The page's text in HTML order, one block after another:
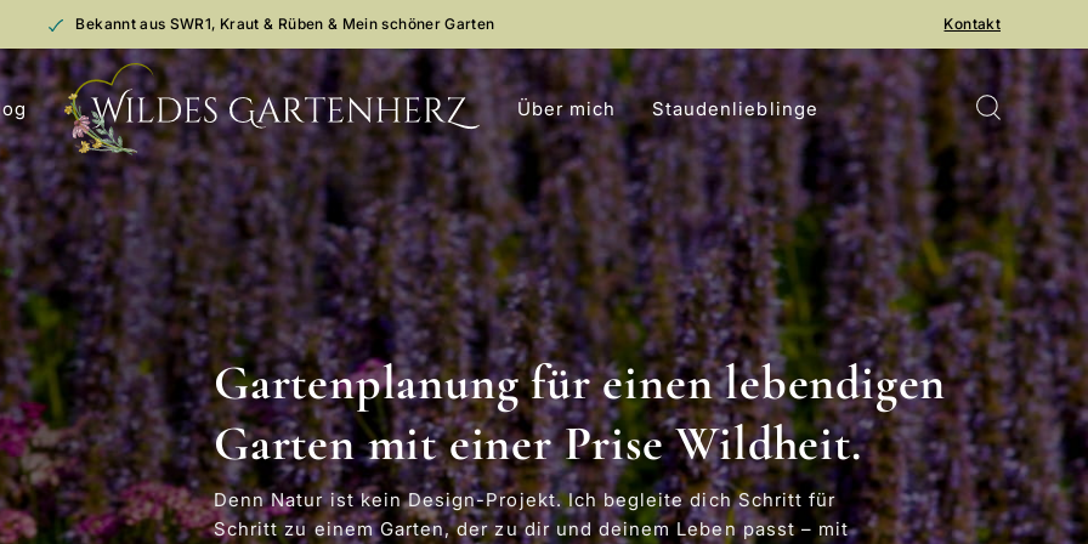
Bekannt aus SWR1, Kraut & Rüben & Mein schöner Garten Kontakt
Über mich Staudenlieblinge
Entdecke meine
Staudenlieblinge für deinen
Garten